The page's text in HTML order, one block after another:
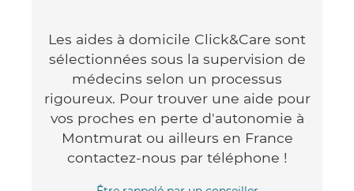
Les aides à domicile Click&Care sont
sélectionnées sous la supervision de
médecins selon un processus
rigoureux. Pour trouver une aide pour
vos proches en perte d'autonomie à
Montmurat ou ailleurs en France
contactez-nous par téléphone !